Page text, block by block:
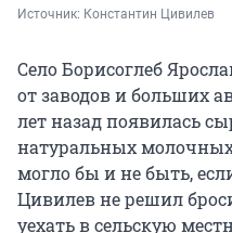
Источник: Константин Цивилев
Село Борисоглеб
от заводов и больших
лет назад появилась
натуральных молочных
могло бы и не быть,
Цивилев не решил
уехать в сельскую